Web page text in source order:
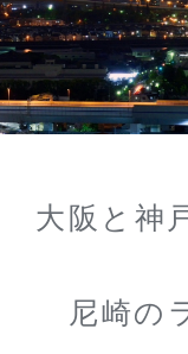
大阪と神
尼崎の